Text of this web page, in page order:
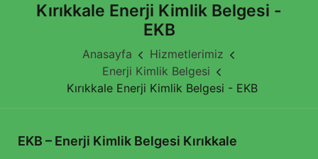
Kırıkkale Enerji Kimlik Belgesi -
EKB
Anasayfa
Hizmetlerimiz
Enerji Kimlik Belgesi
Kırıkkale Enerji Kimlik Belgesi - EKB
EKB – Enerji Kimlik Belgesi Kırıkkale